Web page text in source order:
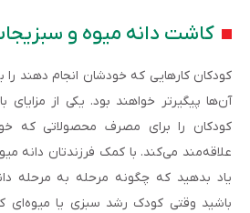
کاشت دانه میوه و
کودکان کارهایی که خودشان انجام دهند را
آن‌ها پیگیرتر خواهند بود. یکی از
کودکان را برای مصرف محصولاتی که
علاقه‌مند می‌کند. با کمک فرزندتان دانه
یاد بدهید که چگونه مرحله به مرحله
باشید وقتی کودک رشد سبزی یا میوه‌ای